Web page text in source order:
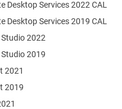
Desktop Services 2022 CAL
Desktop Services 2019 CAL
2022
2019
2021
2019